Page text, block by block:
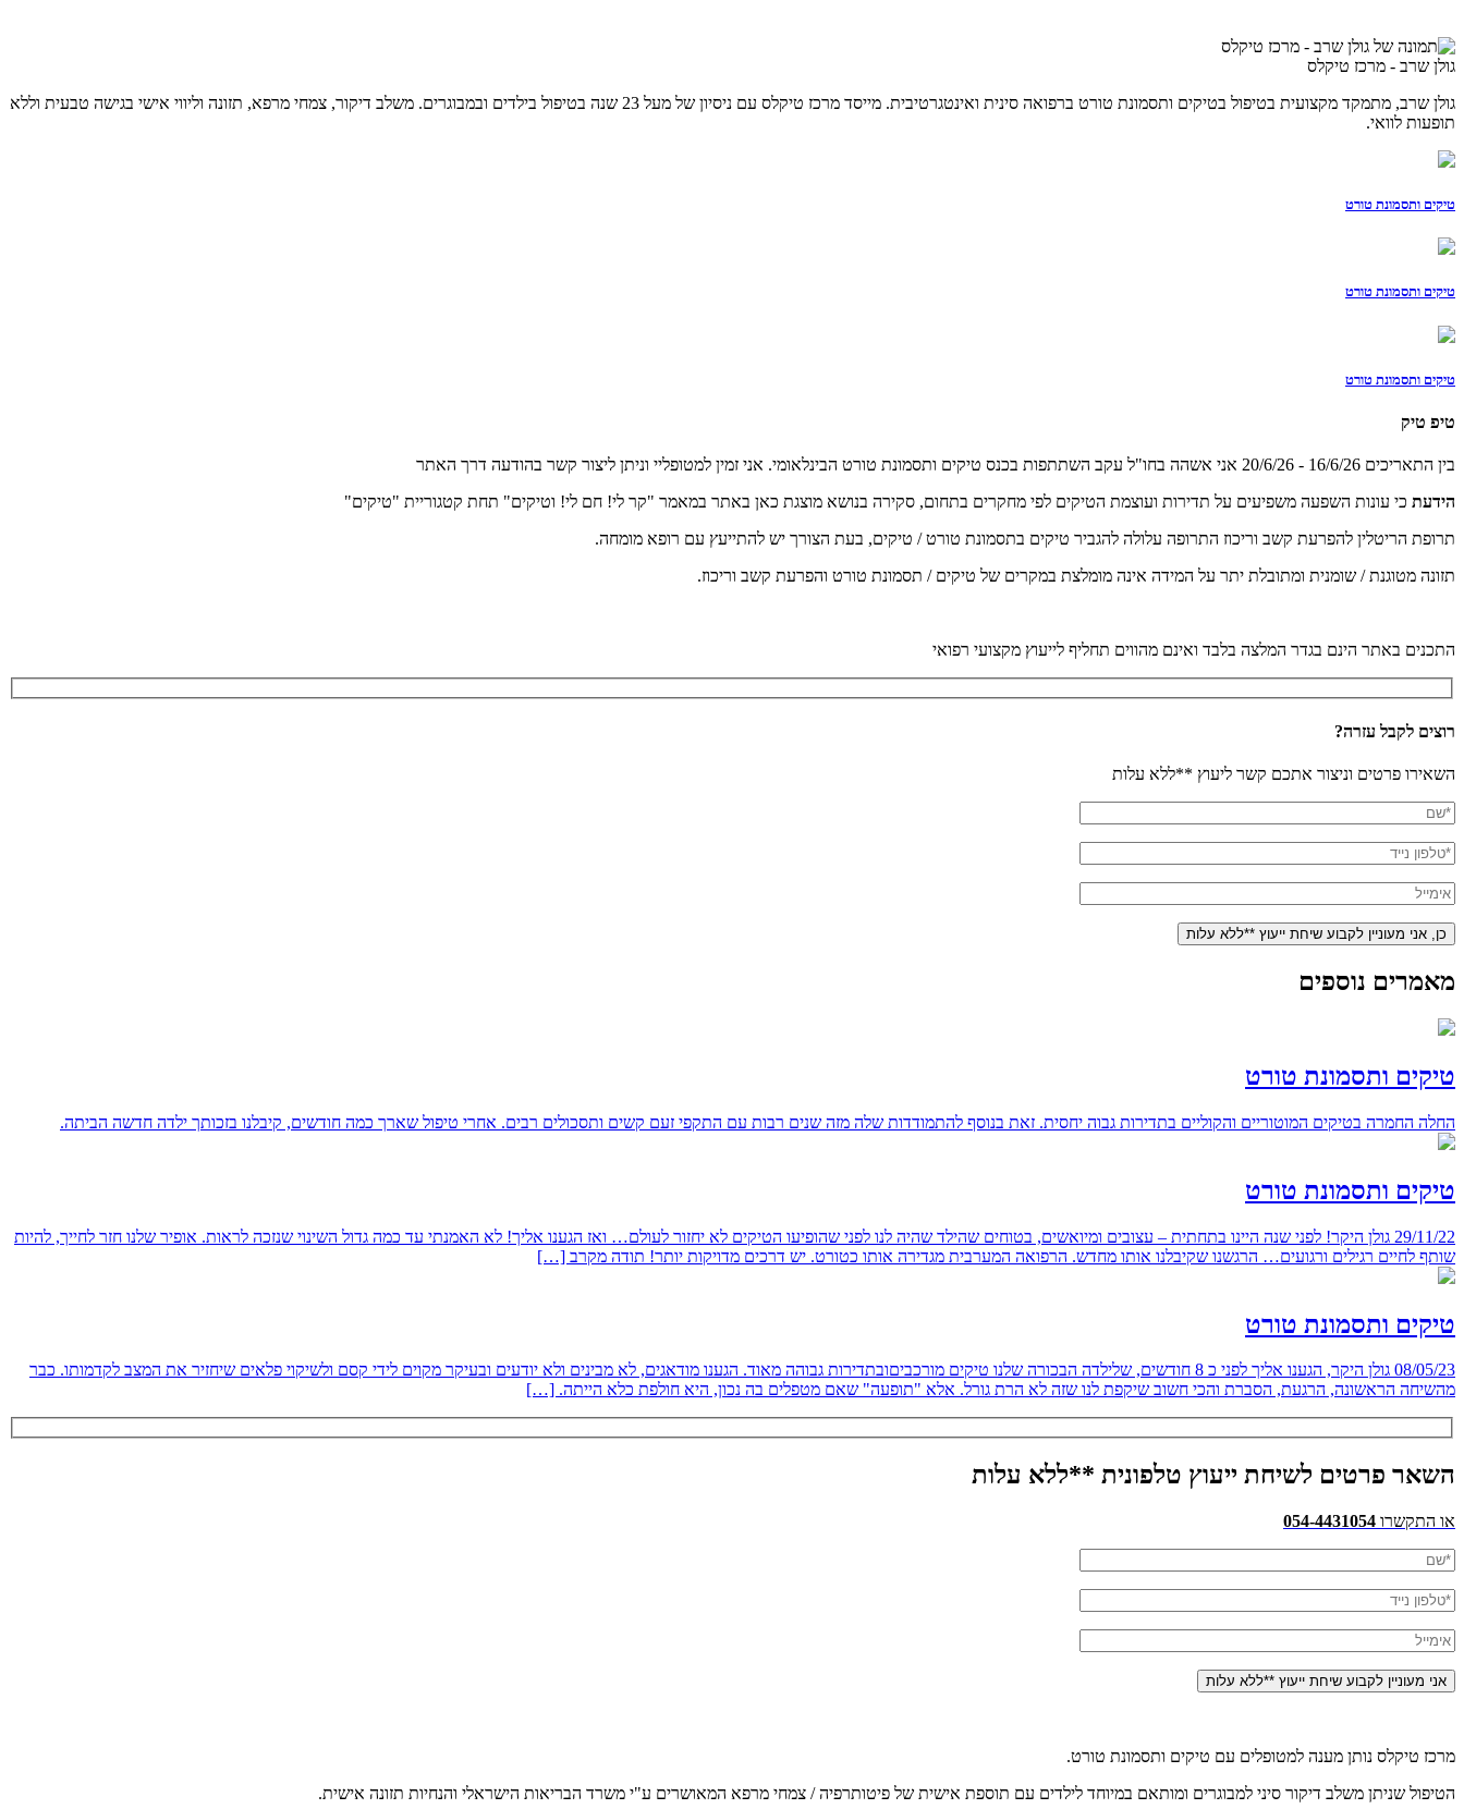
גולן שרב - מרכז טיקלס
גולן שרב, מתמקד מקצועית בטיפול בטיקים ותסמונת טורט ברפואה סינית ואינטגרטיבית. מייסד מרכז טיקלס עם ניסיון של מעל 23 שנה בטיפול בילדים ובמבוגרים. משלב דיקור, צמחי מרפא, תזונה וליווי אישי בגישה טבעית וללא
תופעות לוואי.
טיקים ותסמונת טורט
טיקים ותסמונת טורט
טיקים ותסמונת טורט
טיפ טיק
בין התאריכים 16/6/26 - 20/6/26 אני אשהה בחו"ל עקב השתתפות בכנס טיקים ותסמונת טורט הבינלאומי. אני זמין למטופליי וניתן ליצור קשר בהודעה דרך האתר
הידעת כי עונות השפעה משפיעים על תדירות ועוצמת הטיקים לפי מחקרים בתחום, סקירה בנושא מוצגת כאן באתר במאמר "קר לי! חם לי! וטיקים" תחת קטגוריית "טיקים"
תרופת הריטלין להפרעת קשב וריכוז התרופה עלולה להגביר טיקים בתסמונת טורט / טיקים, בעת הצורך יש להתייעץ עם רופא מומחה.
תזונה מטוגנת / שומנית ומתובלת יתר על המידה אינה מומלצת במקרים של טיקים / תסמונת טורט והפרעת קשב וריכוז.
התכנים באתר הינם בגדר המלצה בלבד ואינם מהווים תחליף לייעוץ מקצועי רפואי
רוצים לקבל עזרה?
השאירו פרטים וניצור אתכם קשר ליעוץ **ללא עלות
מאמרים נוספים
טיקים ותסמונת טורט
החלה החמרה בטיקים המוטוריים והקוליים בתדירות גבוה יחסית. זאת בנוסף להתמודדות שלה מזה שנים רבות עם התקפי זעם קשים ותסכולים רבים. אחרי טיפול שארך כמה חודשים, קיבלנו בזכותך ילדה חדשה הביתה.
טיקים ותסמונת טורט
29/11/22 גולן היקר! לפני שנה היינו בתחתית – עצובים ומיואשים, בטוחים שהילד שהיה לנו לפני שהופיעו הטיקים לא יחזור לעולם… ואז הגענו אליך! לא האמנתי עד כמה גדול השינוי שנזכה לראות. אופיר שלנו חזר לחייך, להיות
שותף לחיים רגילים ורגועים… הרגשנו שקיבלנו אותו מחדש. הרפואה המערבית מגדירה אותו כטורט. יש דרכים מדויקות יותר! תודה מקרב […]
טיקים ותסמונת טורט
08/05/23 גולן היקר, הגענו אליך לפני כ 8 חודשים, שלילדה הבכורה שלנו טיקים מורכביםובתדירות גבוהה מאוד. הגענו מודאגים, לא מבינים ולא יודעים ובעיקר מקוים לידי קסם ולשיקוי פלאים שיחזיר את המצב לקדמותו. כבר
מהשיחה הראשונה, הרגעת, הסברת והכי חשוב שיקפת לנו שזה לא הרת גורל. אלא "תופעה" שאם מטפלים בה נכון, היא חולפת כלא הייתה. […]
השאר פרטים לשיחת ייעוץ טלפונית **ללא עלות
או התקשרו 054-4431054
מרכז טיקלס נותן מענה למטופלים עם טיקים ותסמונת טורט.
הטיפול שניתן משלב דיקור סיני למבוגרים ומותאם במיוחד לילדים עם תוספת אישית של פיטותרפיה / צמחי מרפא המאושרים ע"י משרד הבריאות הישראלי והנחיות תזונה אישית.